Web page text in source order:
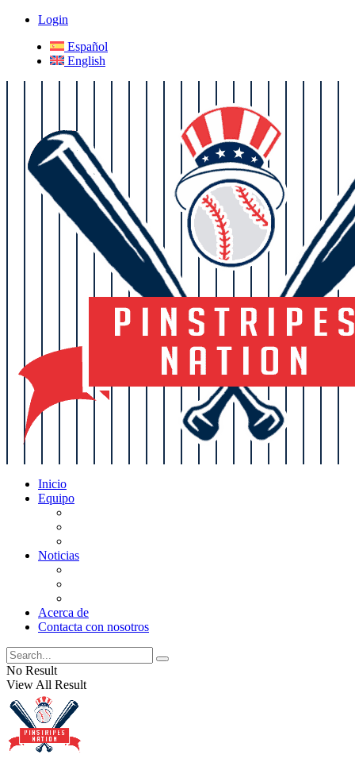
Login
Español
English
Inicio
Equipo
Noticias
Acerca de
Contacta con nosotros
No Result
View All Result